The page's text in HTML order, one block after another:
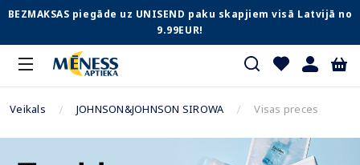
BEZMAKSAS piegāde uz UNISEND paku skapjiem visā Latvijā no
9.99EUR!
Veikals JOHNSON&JOHNSON SIROWA Visas preces